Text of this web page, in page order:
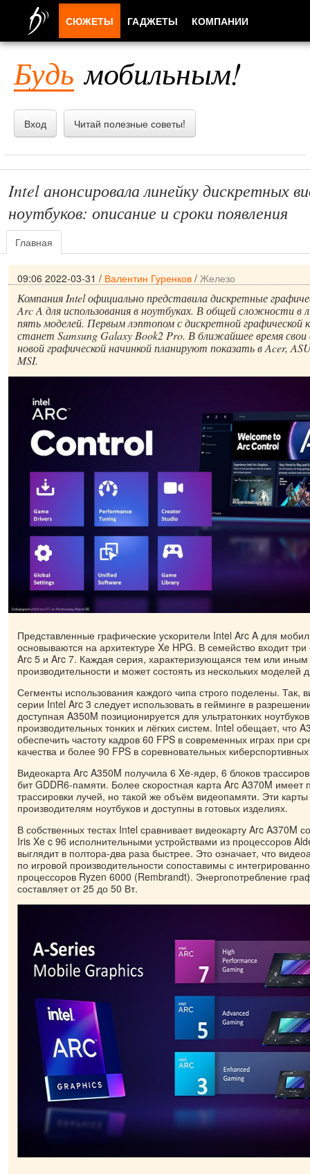
Будь мобильным!
Вход Читай полезные советы!
Intel анонсировала линейку дискретных
ноутбуков: описание и сроки появления
Главная
09:06 2022-03-31 / Валентин Гуренков / Железо
Компания Intel официально представила дискретные
Arc A для использования в ноутбуках. В общей сложности в
пять моделей. Первым лэптопом с дискретной графической
станет Samsung Galaxy Book2 Pro. В ближайшее время свои
новой графической начинкой планируют показать в Acer,
MSI.
Представленные графические ускорители Intel Arc A для
основываются на архитектуре Xe HPG. В семейство входит
Arc 5 и Arc 7. Каждая серия, характеризующаяся тем или
производительности и может состоять из нескольких моделей
Сегменты использования каждого чипа строго поделены. Так,
серии Intel Arc 3 следует использовать в гейминге в
доступная A350M позиционируется для ультратонких
производительных тонких и лёгких систем. Intel обещает, что
обеспечить частоту кадров 60 FPS в современных играх при
качества и более 90 FPS в соревновательных
Видеокарта Arc A350M получила 6 Xe-ядер, 6 блоков
бит GDDR6-памяти. Более скоростная карта Arc A370M имеет
трассировки лучей, но такой же объём видеопамяти. Эти
производителям ноутбуков и доступны в готовых изделиях.
В собственных тестах Intel сравнивает видеокарту Arc A370M
Iris Xe c 96 исполнительными устройствами из процессоров
выглядит в полтора-два раза быстрее. Это означает, что
по игровой производительности сопоставимы с
процессоров Ryzen 6000 (Rembrandt). Энергопотребление
составляет от 25 до 50 Вт.
СЮЖЕТЫ ГАДЖЕТЫ КОМПАНИИ
ПРИЛОЖЕНИЯ